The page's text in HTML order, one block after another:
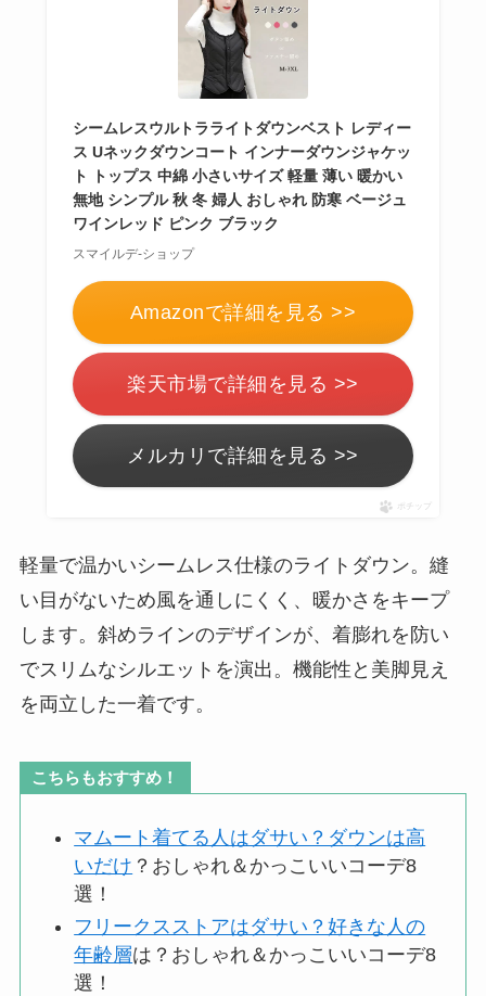
シームレスウルトラライトダウンベスト レディー
ス Uネックダウンコート インナーダウンジャケッ
ト トップス 中綿 小さいサイズ 軽量 薄い 暖かい
無地 シンプル 秋 冬 婦人 おしゃれ 防寒 ベージュ
ワインレッド ピンク ブラック
スマイルデ-ショップ
Amazonで詳細を見る >>
楽天市場で詳細を見る >>
メルカリで詳細を見る >>
ポチップ
軽量で温かいシームレス仕様のライトダウン。縫
い目がないため風を通しにくく、暖かさをキープ
します。斜めラインのデザインが、着膨れを防い
でスリムなシルエットを演出。機能性と美脚見え
を両立した一着です。
こちらもおすすめ！
マムート着てる人はダサい？ダウンは高
いだけ ？おしゃれ＆かっこいいコーデ8
選！
フリークスストアはダサい？好きな人の
年齢層は？おしゃれ＆かっこいいコーデ8
選！